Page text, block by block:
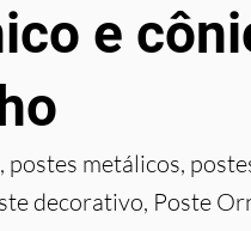
e
postes metálicos,
decorativo, Poste